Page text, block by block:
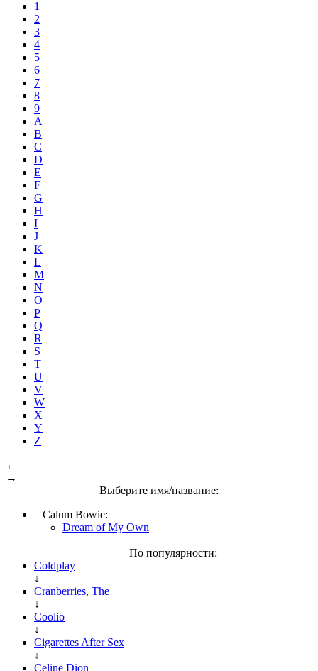
1
2
3
4
5
6
7
8
9
A
B
C
D
E
F
G
H
I
J
K
L
M
N
O
P
Q
R
S
T
U
V
W
X
Y
Z
←
→
Выберите имя/название:
Calum Bowie:
Dream of My Own
По популярности:
Coldplay
↓
Cranberries, The
↓
Coolio
↓
Cigarettes After Sex
↓
Celine Dion